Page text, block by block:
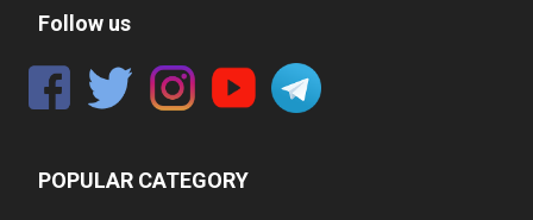
Follow us
POPULAR CATEGORY